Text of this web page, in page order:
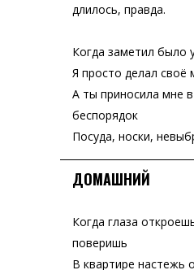
длилось, правда.
Когда заметил было
Я просто делал своё
А ты приносила мне
беспорядок
Посуда, носки,
ДОМАШНИЙ
Когда глаза
поверишь
В квартире настежь